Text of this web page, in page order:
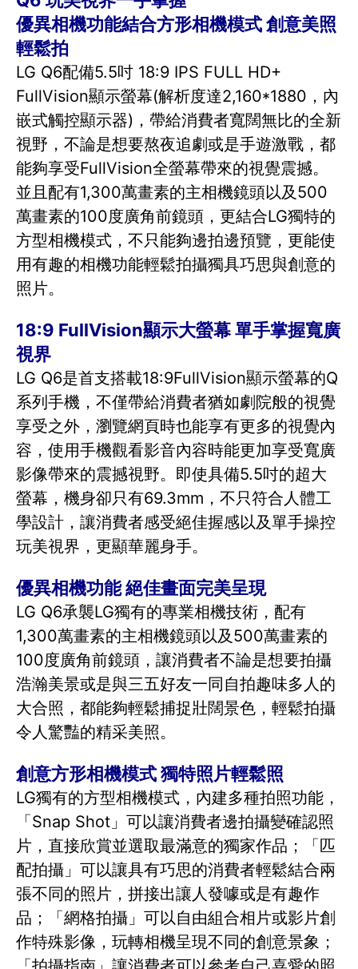
優異相機功能結合方形相機模式 創意美照
輕鬆拍
LG Q6配備5.5吋 18:9 IPS FULL HD+
FullVision顯示螢幕(解析度達2,160*1880，內
嵌式觸控顯示器)，帶給消費者寬闊無比的全新
視野，不論是想要熬夜追劇或是手遊激戰，都
能夠享受FullVision全螢幕帶來的視覺震撼。
並且配有1,300萬畫素的主相機鏡頭以及500
萬畫素的100度廣角前鏡頭，更結合LG獨特的
方型相機模式，不只能夠邊拍邊預覽，更能使
用有趣的相機功能輕鬆拍攝獨具巧思與創意的
照片。
18:9 FullVision顯示大螢幕 單手掌握寬廣
視界
LG Q6是首支搭載18:9FullVision顯示螢幕的Q
系列手機，不僅帶給消費者猶如劇院般的視覺
享受之外，瀏覽網頁時也能享有更多的視覺內
容，使用手機觀看影音內容時能更加享受寬廣
影像帶來的震撼視野。即使具備5.5吋的超大
螢幕，機身卻只有69.3mm，不只符合人體工
學設計，讓消費者感受絕佳握感以及單手操控
玩美視界，更顯華麗身手。
優異相機功能 絕佳畫面完美呈現
LG Q6承襲LG獨有的專業相機技術，配有
1,300萬畫素的主相機鏡頭以及500萬畫素的
100度廣角前鏡頭，讓消費者不論是想要拍攝
浩瀚美景或是與三五好友一同自拍趣味多人的
大合照，都能夠輕鬆捕捉壯闊景色，輕鬆拍攝
令人驚豔的精采美照。
創意方形相機模式 獨特照片輕鬆照
LG獨有的方型相機模式，內建多種拍照功能，
「Snap Shot」可以讓消費者邊拍攝變確認照
片，直接欣賞並選取最滿意的獨家作品；「匹
配拍攝」可以讓具有巧思的消費者輕鬆結合兩
張不同的照片，拼接出讓人發噱或是有趣作
品；「網格拍攝」可以自由組合相片或影片創
作特殊影像，玩轉相機呈現不同的創意景象；